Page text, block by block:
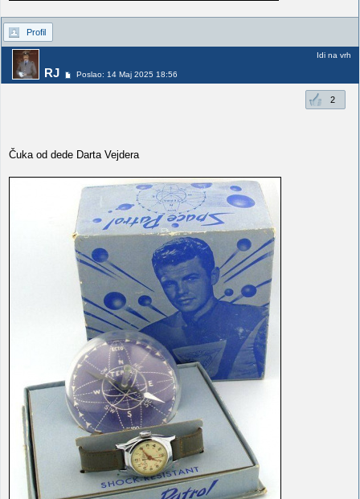
Profil
RJ Poslao: 14 Maj 2025 18:56
Idi na vrh
2
Čuka od dede Darta Vejdera